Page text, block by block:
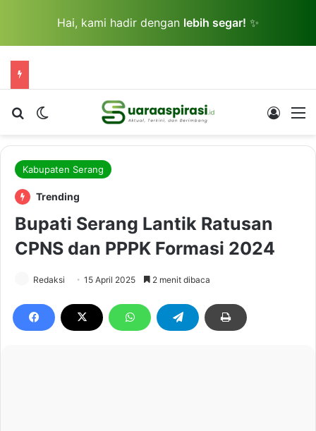
Hai, kami hadir dengan lebih segar! ✨
Cari berita...Switch skin Log In
Kabupaten Serang
Trending
Bupati Serang Lantik Ratusan
CPNS dan PPPK Formasi 2024
Redaksi 15 April 2025 2 menit dibaca